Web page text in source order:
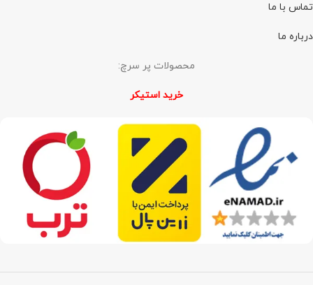
تماس با ما
درباره ما
محصولات پر سرچ:
خرید استیکر